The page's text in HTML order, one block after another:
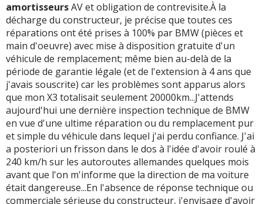
amortisseursAV et obligation de contrevisite.À la
décharge du constructeur, je précise que toutes ces
réparations ont été prises à 100% par BMW (pièces et
main d'oeuvre) avec mise à disposition gratuite d'un
véhicule de remplacement; même bien au-delà de la
période de garantie légale (et de l'extension à 4 ans que
j'avais souscrite) car les problèmes sont apparus alors
que mon X3 totalisait seulement 20000km...J'attends
aujourd'hui une dernière inspection technique de BMW
en vue d'une ultime réparation ou du remplacement pur
et simple du véhicule dans lequel j'ai perdu confiance. J'ai
a posteriori un frisson dans le dos à l'idée d'avoir roulé à
240 km/h sur les autoroutes allemandes quelques mois
avant que l'on m'informe que la direction de ma voiture
était dangereuse...En l'absence de réponse technique ou
commerciale sérieuse du constructeur, j'envisage d'avoir